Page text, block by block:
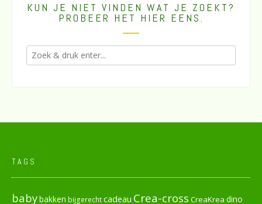
KUN JE NIET VINDEN WAT JE ZOEKT?
PROBEER HET HIER EENS.
TAGS
baby bakken bijgerechtcadeau Crea-cross CreaKrea dino